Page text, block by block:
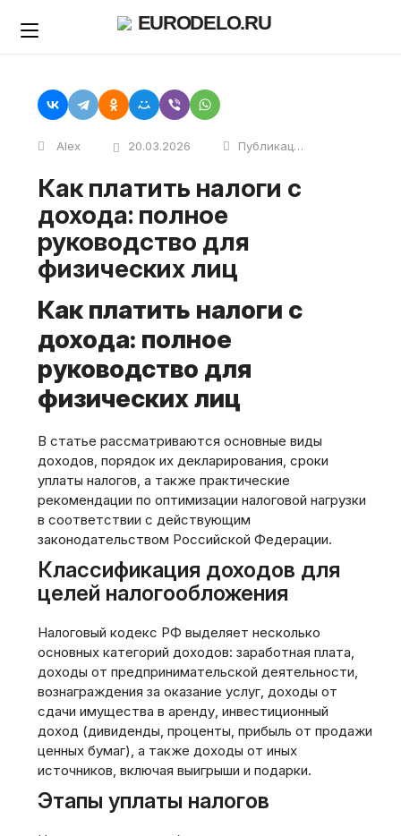
EURODELO.RU
Alex 20.03.2026 Публикации
Как платить налоги с
дохода: полное
руководство для
физических лиц
Как платить налоги с
дохода: полное
руководство для
физических лиц
В статье рассматриваются основные виды
доходов‚ порядок их декларирования‚ сроки
уплаты налогов‚ а также практические
рекомендации по оптимизации налоговой нагрузки
в соответствии с действующим
законодательством Российской Федерации.
Классификация доходов для
целей налогообложения
Налоговый кодекс РФ выделяет несколько
основных категорий доходов: заработная плата‚
доходы от предпринимательской деятельности‚
вознаграждения за оказание услуг‚ доходы от
сдачи имущества в аренду‚ инвестиционный
доход (дивиденды‚ проценты‚ прибыль от продажи
ценных бумаг)‚ а также доходы от иных
источников‚ включая выигрыши и подарки.
Этапы уплаты налогов